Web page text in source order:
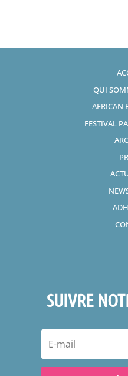
QUI
AFRICAN
FESTIVAL
SUIVRE